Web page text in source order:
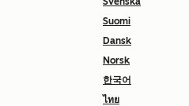
Suomi
Dansk
Norsk
한국어
ไทย